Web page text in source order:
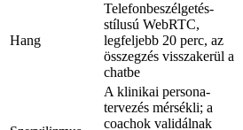
Hang
Telefonbeszélgetés-
stílusú WebRTC,
legfeljebb 20 perc, az
összegzés visszakerül a
chatbe
A klinikai persona-
tervezés mérsékli; a
coachok validálnak